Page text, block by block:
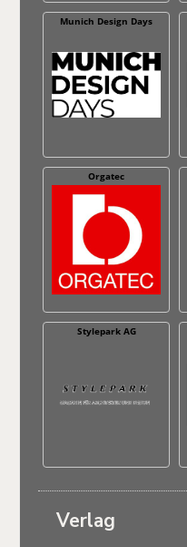
Munich Design Days
Orgatec
Stylepark AG
Verlag